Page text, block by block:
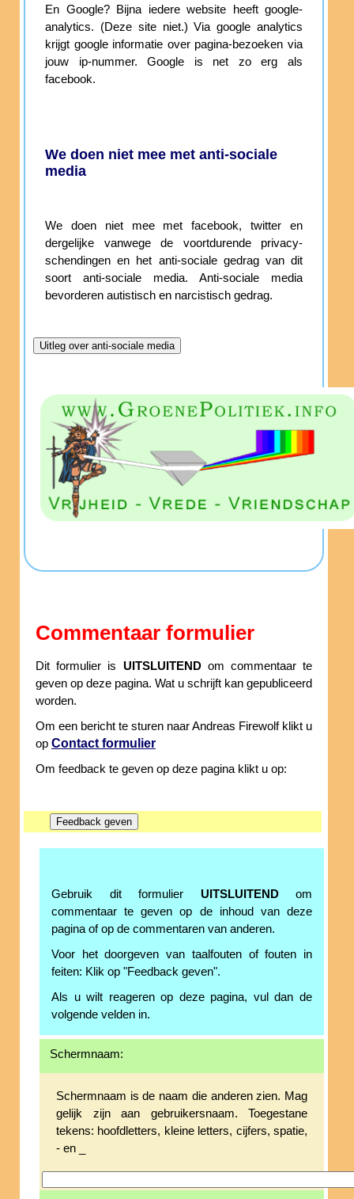
En Google? Bijna iedere website heeft google-
analytics. (Deze site niet.) Via google analytics
krijgt google informatie over pagina-bezoeken via
jouw ip-nummer. Google is net zo erg als
facebook.
We doen niet mee met anti-sociale
media
We doen niet mee met facebook, twitter en
dergelijke vanwege de voortdurende privacy-
schendingen en het anti-sociale gedrag van dit
soort anti-sociale media. Anti-sociale media
bevorderen autistisch en narcistisch gedrag.
Commentaar formulier
Dit formulier is UITSLUITENDom commentaar te
geven op deze pagina. Wat u schrijft kan gepubliceerd
worden.
Om een bericht te sturen naar Andreas Firewolf klikt u
op Contact formulier
Om feedback te geven op deze pagina klikt u op:
Gebruik dit formulier UITSLUITENDom
commentaar te geven op de inhoud van deze
pagina of op de commentaren van anderen.
Voor het doorgeven van taalfouten of fouten in
feiten: Klik op "Feedback geven".
Als u wilt reageren op deze pagina, vul dan de
volgende velden in.
Schermnaam:
Schermnaam is de naam die anderen zien. Mag
gelijk zijn aan gebruikersnaam. Toegestane
tekens: hoofdletters, kleine letters, cijfers, spatie,
- en _